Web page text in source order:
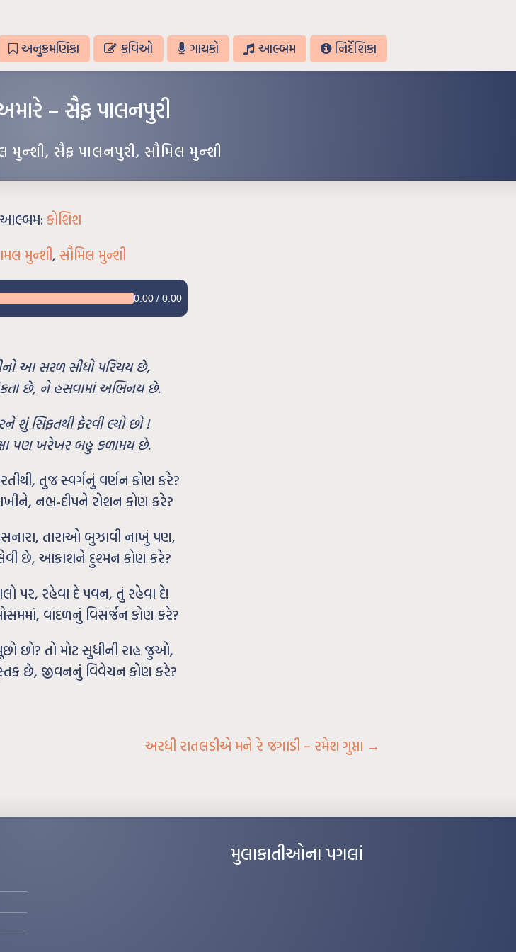
અનુક્રમણિકા કવિઓ ગાયકો આલ્બમ નિર્દેશિકા
– સૈફ પાલનપુરી
મુન્શી, સૈફ પાલનપુરી, સૌમિલ મુન્શી
આલ્બમ: કોશિશ
મુન્શી, સૌમિલ મુન્શી
0:00 / 0:00
આ સરળ સીધો પરિચય છે,
છે, ને હસવામાં અભિનય છે.
શું સિફતથી ફેરવી લ્યો છો !
પણ ખરેખર બહુ કળામય છે.
તુજ સ્વર્ગનું વર્ણન કોણ કરે?
નભ-દીપને રોશન કોણ કરે?
તારાઓ બુઝાવી નાખું પણ,
છે, આકાશને દુશ્મન કોણ કરે?
પર, રહેવા દે પવન, તું રહેવા દે!
વાદળનું વિસર્જન કોણ કરે?
છો? તો મોટ સુધીની રાહ જુઓ,
છે, જીવનનું વિવેચન કોણ કરે?
અરધી રાતલડીએ મને રે જગાડી – રમેશ ગુપ્તા →
મુલાકાતીઓના પગલાં